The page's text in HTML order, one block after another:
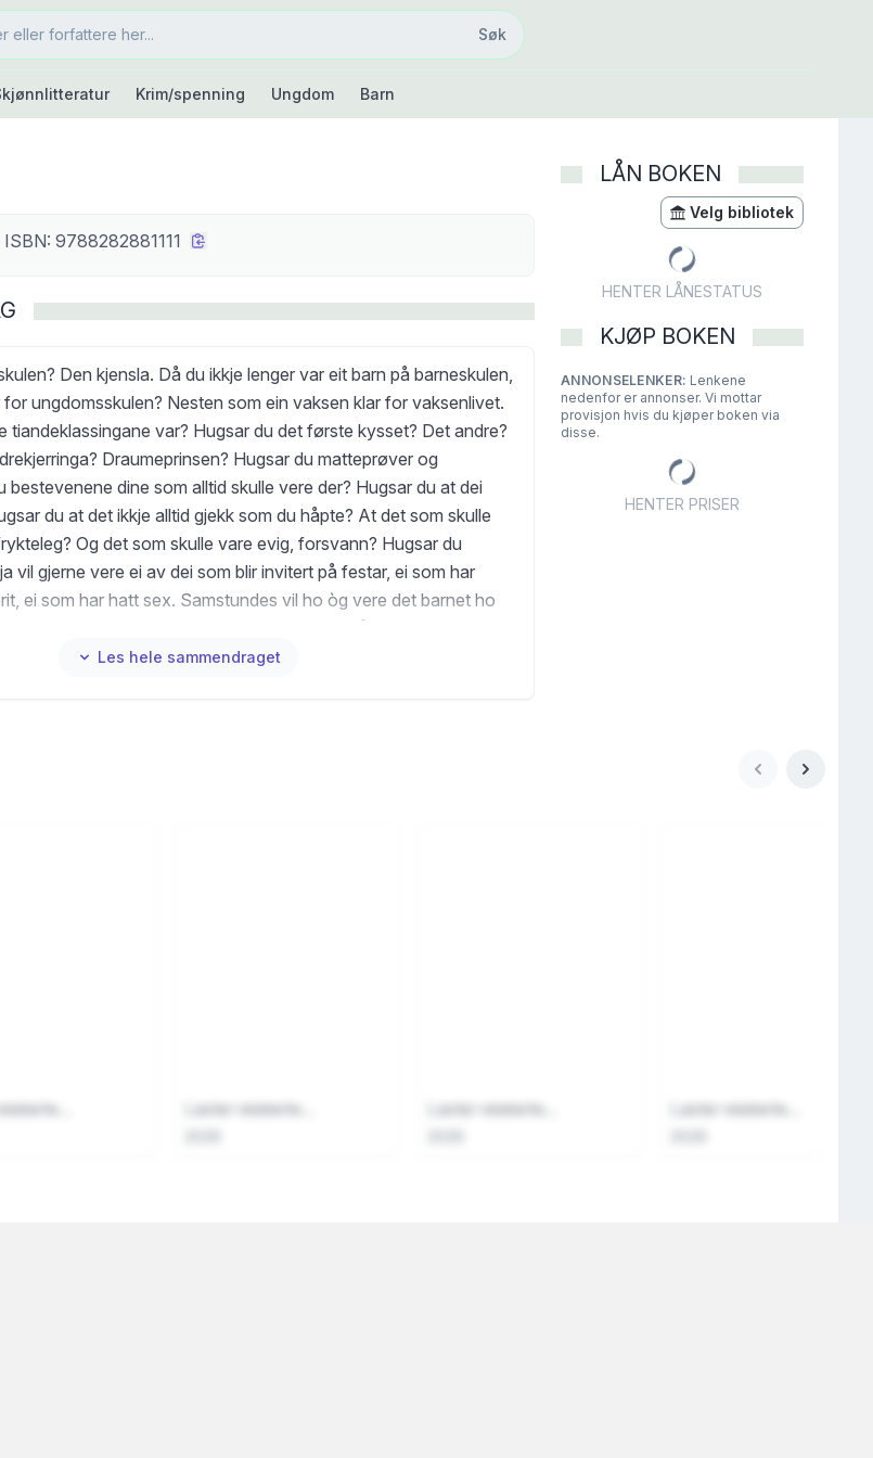
Søk
Søk
Krim/spenning Ungdom Barn
ISBN: 9788282881111
Den kjensla. Då du ikkje lenger var eit barn på barneskulen,
ungdomsskulen? Nesten som ein vaksen klar for vaksenlivet.
tiandeklassingane var? Hugsar du det første kysset? Det andre?
Draumeprinsen? Hugsar du matteprøver og
bestevenene dine som alltid skulle vere der? Hugsar du at dei
du at det ikkje alltid gjekk som du håpte? At det som skulle
Og det som skulle vare evig, forsvann? Hugsar du
vil gjerne vere ei av dei som blir invitert på festar, ei som har
ei som har hatt sex. Samstundes vil ho òg vere det barnet ho
forsvunne på sjøen, ingen veit om han er daud eller levande. Så
Les hele sammendraget
LÅN BOKEN
Velg bibliotek
HENTER LÅNESTATUS
KJØP BOKEN
ANNONSELENKER: Lenkene
nedenfor er annonser. Vi mottar
provisjon hvis du kjøper boken via
disse.
HENTER PRISER
Laster relaterte... Laster relaterte... Laster relaterte...